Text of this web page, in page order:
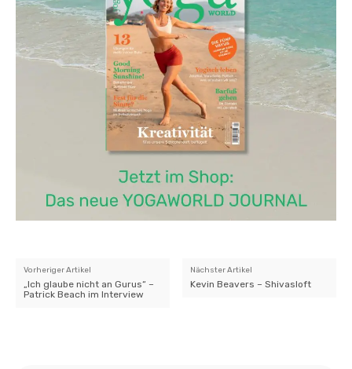
Vorheriger Artikel
„Ich glaube nicht an Gurus“ –
Patrick Beach im Interview
Nächster Artikel
Kevin Beavers – Shivasloft